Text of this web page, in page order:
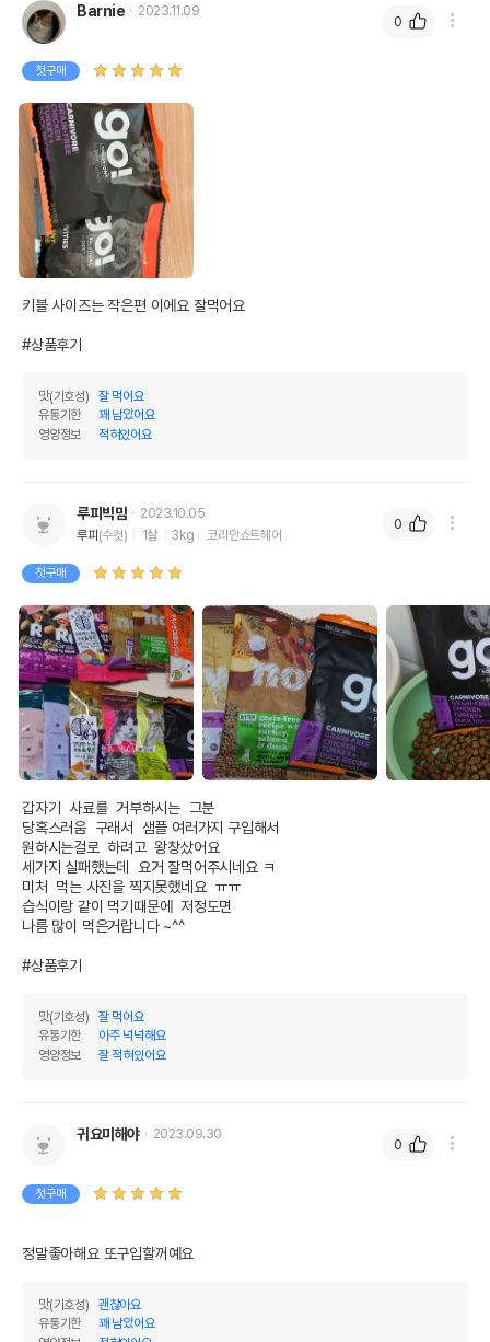
품명 및 모델명
go내추럴 카니보 치킨&칠면조&오리 캣
샘플 50g
법에 의한 인증,허가 등을
받았음을 확인할수 있는
경우 그에 대한 사항
제조국 또는 원산지 캐나다
제조자,수입품의 경우
수입자를 함께 표기
Petcurean Pet Nutrition
AS책임자와 전화번호
또는 소비자상담 관련
전화번호
어바웃펫//1644-9601
유통기한
유통기한이 최소 2026.12.04이거나 그
이후인 상품이 출고됩니다.
단, 상품명에 유통기한 명시된 경우, 해당
유통기한을 따릅니다.
Barnie 2023.11.09
첫구매
키블 사이즈는 작은편 이에요 잘먹어요
#상품후기
맛(기호성)
잘 먹어요
유통기한
꽤 남았어요
영양정보
적혀있어요
0
루피빅맘
2023.10.05
루피(수컷) 1살 3kg 코리안쇼트헤어
첫구매
갑자기  사료를  거부하시는  그분
당혹스러움  구래서  샘플 여러가지 구입해서
원하시는걸로  하려고  왕창샀어요
세가지 실패했는데  요거 잘먹어주시네요 ㅋ
미처  먹는 사진을 찍지못했네요  ㅠㅠ
습식이랑 같이 먹기때문에  저정도면
나름 많이 먹은거랍니다 ~^^
#상품후기
맛(기호성)
잘 먹어요
유통기한
아주 넉넉해요
영양정보
잘 적혀있어요
0
귀요미해야 2023.09.30
첫구매
정말좋아해요 또구입할꺼예요
맛(기호성)
괜찮아요
유통기한
꽤 남았어요
0